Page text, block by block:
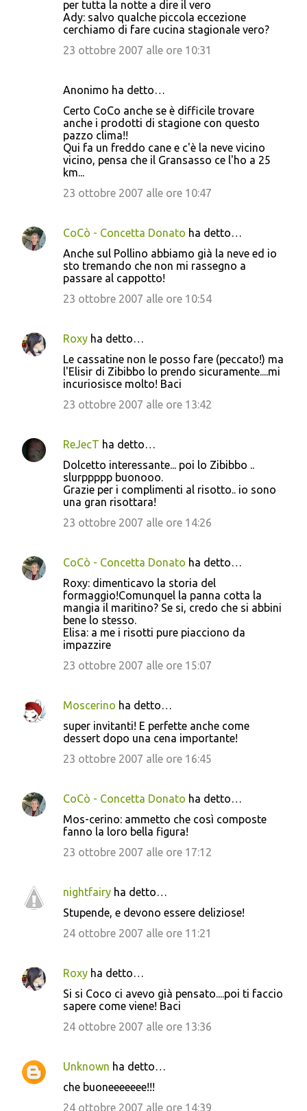
per tutta la notte a dire il vero
Ady: salvo qualche piccola eccezione
cerchiamo di fare cucina stagionale vero?
23 ottobre 2007 alle ore 10:31
Anonimo ha detto…
Certo CoCo anche se è difficile trovare
anche i prodotti di stagione con questo
pazzo clima!!
Qui fa un freddo cane e c'è la neve vicino
vicino, pensa che il Gransasso ce l'ho a 25
km...
23 ottobre 2007 alle ore 10:47
CoCò - Concetta Donato ha detto…
Anche sul Pollino abbiamo già la neve ed io
sto tremando che non mi rassegno a
passare al cappotto!
23 ottobre 2007 alle ore 10:54
Roxy ha detto…
Le cassatine non le posso fare (peccato!) ma
l'Elisir di Zibibbo lo prendo sicuramente....mi
incuriosisce molto! Baci
23 ottobre 2007 alle ore 13:42
ReJecT ha detto…
Dolcetto interessante... poi lo Zibibbo ..
slurppppp buonooo.
Grazie per i complimenti al risotto.. io sono
una gran risottara!
23 ottobre 2007 alle ore 14:26
CoCò - Concetta Donato ha detto…
Roxy: dimenticavo la storia del
formaggio!Comunquel la panna cotta la
mangia il maritino? Se si, credo che si abbini
bene lo stesso.
Elisa: a me i risotti pure piacciono da
impazzire
23 ottobre 2007 alle ore 15:07
Moscerino ha detto…
super invitanti! E perfette anche come
dessert dopo una cena importante!
23 ottobre 2007 alle ore 16:45
CoCò - Concetta Donato ha detto…
Mos-cerino: ammetto che così composte
fanno la loro bella figura!
23 ottobre 2007 alle ore 17:12
nightfairy ha detto…
Stupende, e devono essere deliziose!
24 ottobre 2007 alle ore 11:21
Roxy ha detto…
Si si Coco ci avevo già pensato....poi ti faccio
sapere come viene! Baci
24 ottobre 2007 alle ore 13:36
Unknown ha detto…
che buoneeeeeee!!!
24 ottobre 2007 alle ore 14:39